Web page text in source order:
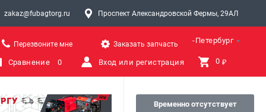
zakaz@fubagtorg.ru Проспект Александровской Фермы, 29АЛ
Санкт-Петербург
Перезвоните мне Заказать запчасть
Сравнение 0 Вход или регистрация 0 ₽
Временно отсутствует